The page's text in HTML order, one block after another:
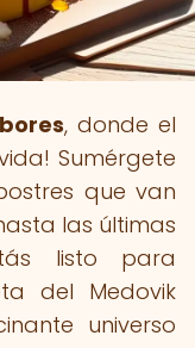
, donde el
Sumérgete
que van
las últimas
listo para
del Medovik
universo